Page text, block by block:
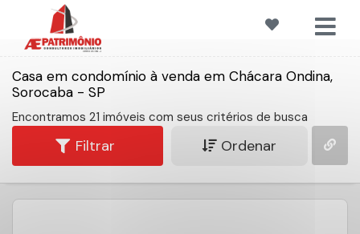
Casa em condomínio à venda em Chácara Ondina,
Sorocaba - SP
Encontramos 21 imóveis com seus critérios de busca
Filtrar Ordenar